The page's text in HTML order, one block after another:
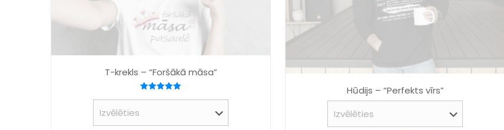
T-krekls – “Foršākā māsa”
Hūdijs – “Perfekts vīrs”